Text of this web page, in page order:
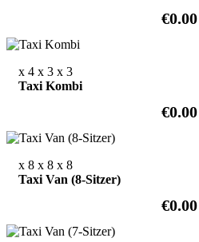
€0.00
x 4 x 3 x 3
Taxi Kombi
€0.00
x 8 x 8 x 8
Taxi Van (8-Sitzer)
€0.00